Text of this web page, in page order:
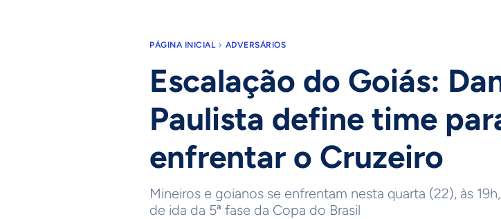
PÁGINA INICIAL ADVERSÁRIOS
Escalação do Goiás:
Paulista define time
enfrentar o Cruzeiro
Mineiros e goianos se enfrentam nesta quarta (22), às
de ida da 5ª fase da Copa do Brasil